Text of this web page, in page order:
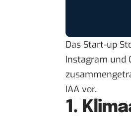
Das Start-up
Instagram und
IAA vor.
1.